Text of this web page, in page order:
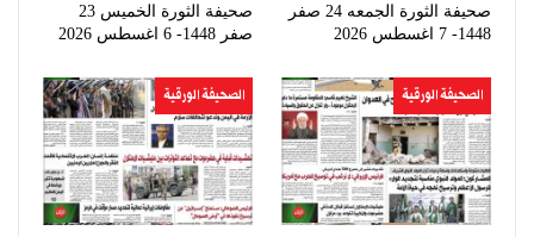
صحيفة الثورة الجمعه 24 صفر
1448- 7 اغسطس 2026
صحيفة الثورة الخميس 23
صفر 1448- 6 اغسطس 2026
الصحيفة الورقية الصحيفة الورقية